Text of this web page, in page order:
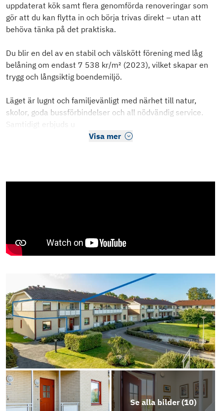
uppdaterat kök samt flera genomförda renoveringar som
gör att du kan flytta in och börja trivas direkt – utan att
behöva tänka på det praktiska.
Du blir en del av en stabil och välskött förening med låg
belåning om endast 7 538 kr/m² (2023), vilket skapar en
trygg och långsiktig boendemiljö.
Läget är lugnt och familjevänligt med närhet till natur,
skolor, goda bussförbindelser och all nödvändig service.
Samtidigt erbjuds u
Visa mer
Se alla bilder (10)